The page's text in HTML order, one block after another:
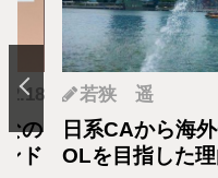
の
ド
若狭 遥
日系CAから海
OLを目指した